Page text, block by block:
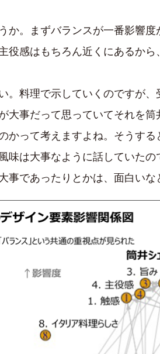
か。まずバランスが一番影響
役感はもちろん近くにあるか
。料理で示していくのですが
大事だって思っていてそれを
かって考えますよね。そうす
味は大事なように話していた
であったりとかは、面白いな